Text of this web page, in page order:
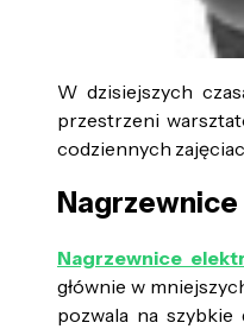
W dzisiejszych
przestrzeni
codziennych
Nagrzewnice
głównie w
pozwala na